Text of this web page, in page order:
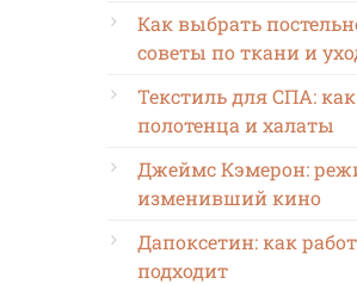
Как выбрать
советы по ткани и
Текстиль для СПА:
полотенца и халаты
Джеймс Кэмерон:
изменивший кино
Дапоксетин: как
подходит